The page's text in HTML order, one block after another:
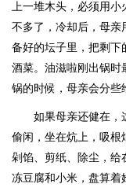
上一堆木头，必须用
不多了，冷却后，母
备好的坛子里，把剩下
酒菜。油滋啦刚出锅时
锅的时候，母亲会分些
如果母亲还健在，
偷闲，坐在炕上，吸根
剁馅、剪纸、除尘，给
冻豆腐和小米，盘算